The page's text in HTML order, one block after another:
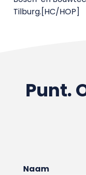
Tilburg.[HC/HOP]
Punt.
Naam